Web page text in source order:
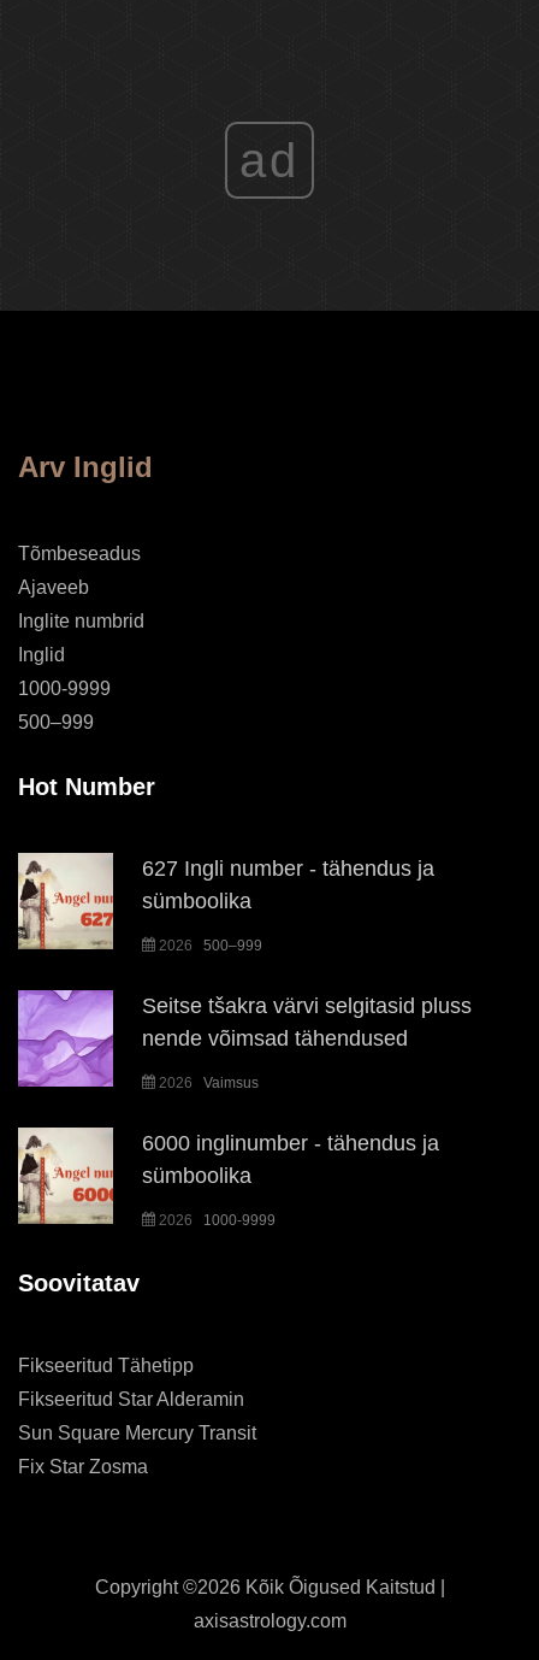
ad
Arv Inglid
Tõmbeseadus
Ajaveeb
Inglite numbrid
Inglid
1000-9999
500–999
Hot Number
627 Ingli number - tähendus ja
sümboolika
2026 500–999
Seitse tšakra värvi selgitasid pluss
nende võimsad tähendused
2026 Vaimsus
6000 inglinumber - tähendus ja
sümboolika
2026 1000-9999
Soovitatav
Fikseeritud Tähetipp
Fikseeritud Star Alderamin
Sun Square Mercury Transit
Fix Star Zosma
Copyright ©2026 Kõik Õigused Kaitstud |
axisastrology.com